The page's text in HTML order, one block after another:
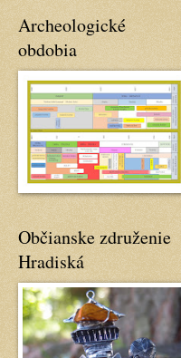
Archeologické
obdobia
Občianske združenie
Hradiská